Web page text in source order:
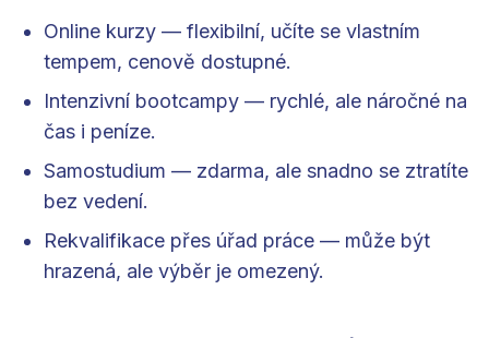
Online kurzy — flexibilní, učíte se vlastním
tempem, cenově dostupné.
Intenzivní bootcampy — rychlé, ale náročné na
čas i peníze.
Samostudium — zdarma, ale snadno se ztratíte
bez vedení.
Rekvalifikace přes úřad práce — může být
hrazená, ale výběr je omezený.